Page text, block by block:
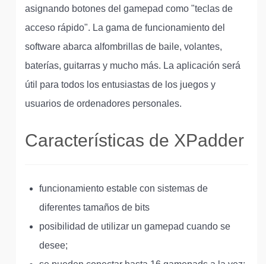
asignando botones del gamepad como "teclas de
acceso rápido". La gama de funcionamiento del
software abarca alfombrillas de baile, volantes,
baterías, guitarras y mucho más. La aplicación será
útil para todos los entusiastas de los juegos y
usuarios de ordenadores personales.
Características de XPadder
funcionamiento estable con sistemas de
diferentes tamaños de bits
posibilidad de utilizar un gamepad cuando se
desee;